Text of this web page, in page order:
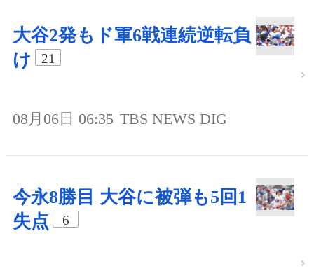
大谷2発もド軍6戦連続逆転負
け
21
08月06日 06:35 TBS NEWS DIG
今永8勝目 大谷に被弾も5回1
失点
6